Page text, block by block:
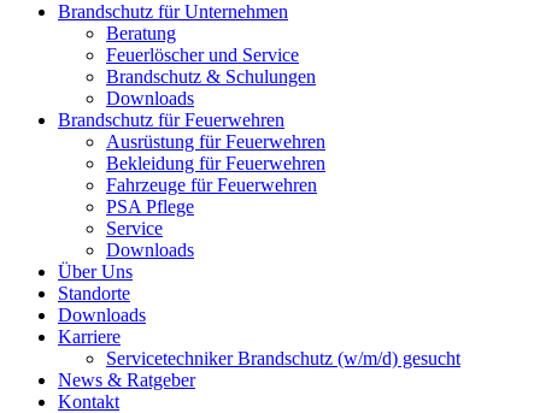
Brandschutz für Unternehmen
Beratung
Feuerlöscher und Service
Brandschutz & Schulungen
Downloads
Brandschutz für Feuerwehren
Ausrüstung für Feuerwehren
Bekleidung für Feuerwehren
Fahrzeuge für Feuerwehren
PSA Pflege
Service
Downloads
Über Uns
Standorte
Downloads
Karriere
Servicetechniker Brandschutz (w/m/d) gesucht
News & Ratgeber
Kontakt